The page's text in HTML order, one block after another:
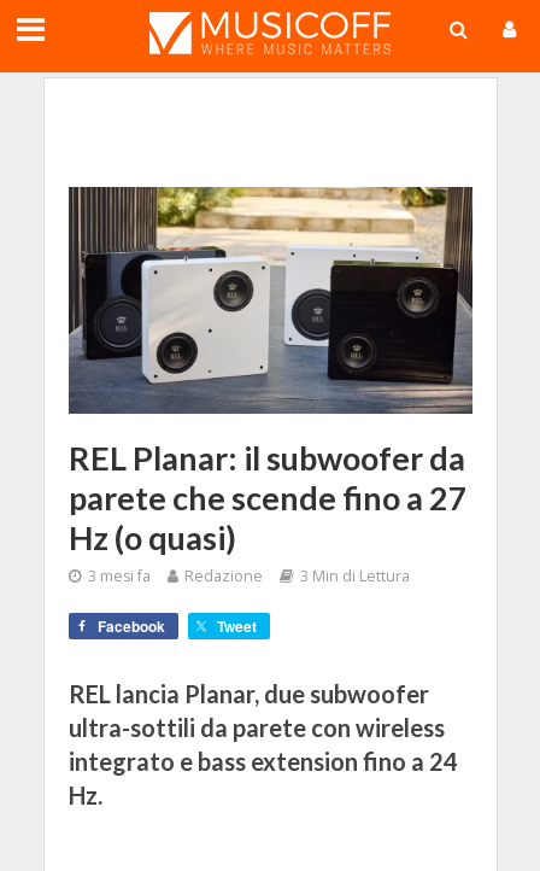
REL Planar: il subwoofer da
parete che scende fino a 27
Hz (o quasi)
3 mesi fa Redazione 3 Min di Lettura
Facebook Tweet
REL lancia Planar, due subwoofer
ultra-sottili da parete con wireless
integrato e bass extension fino a 24
Hz.